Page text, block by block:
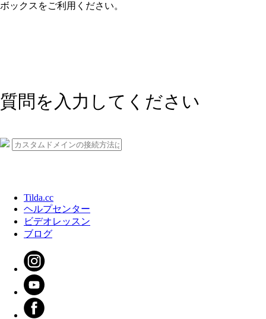
ボックスをご利用ください。
質問を入力してください
Tilda.cc
ヘルプセンター
ビデオレッスン
ブログ